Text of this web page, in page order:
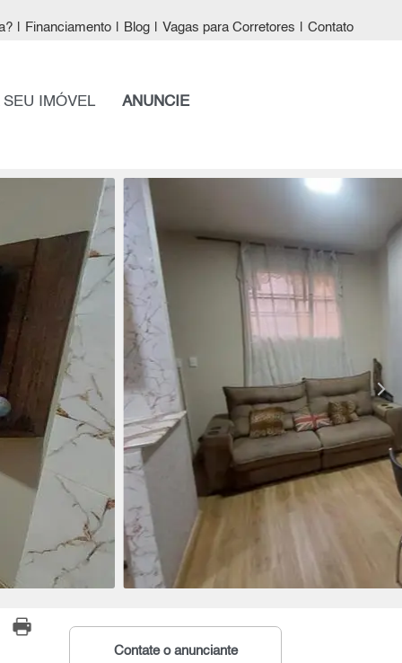
Financiamento Blog Vagas para Corretores Contato
IMÓVEL ANUNCIE
Contate o anunciante